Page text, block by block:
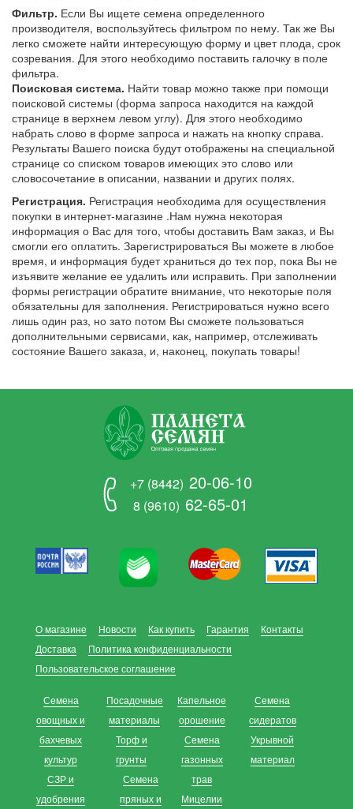
Фильтр. Если Вы ищете семена определенного
производителя, воспользуйтесь фильтром по нему. Так же Вы
легко сможете найти интересующую форму и цвет плода, срок
созревания. Для этого необходимо поставить галочку в поле
фильтра.
Поисковая система. Найти товар можно также при помощи
поисковой системы (форма запроса находится на каждой
странице в верхнем левом углу). Для этого необходимо
набрать слово в форме запроса и нажать на кнопку справа.
Результаты Вашего поиска будут отображены на специальной
странице со списком товаров имеющих это слово или
словосочетание в описании, названии и других полях.
Регистрация. Регистрация необходима для осуществления
покупки в интернет-магазине .Нам нужна некоторая
информация о Вас для того, чтобы доставить Вам заказ, и Вы
смогли его оплатить. Зарегистрироваться Вы можете в любое
время, и информация будет храниться до тех пор, пока Вы не
изъявите желание ее удалить или исправить. При заполнении
формы регистрации обратите внимание, что некоторые поля
обязательны для заполнения. Регистрироваться нужно всего
лишь один раз, но зато потом Вы сможете пользоваться
дополнительными сервисами, как, например, отслеживать
состояние Вашего заказа, и, наконец, покупать товары!
+7 (8442) 20-06-10
8 (9610) 62-65-01
О магазине Новости Как купить Гарантия
Контакты
Доставка
Политика конфиденциальности
Пользовательское соглашение
Семена
овощных и
бахчевых
культур
СЗР и
удобрения
Посадочные
материалы
Торф и
грунты
Семена
пряных и
Капельное
орошение
Семена
газонных
трав
Мицелии
Семена
сидератов
Укрывной
материал